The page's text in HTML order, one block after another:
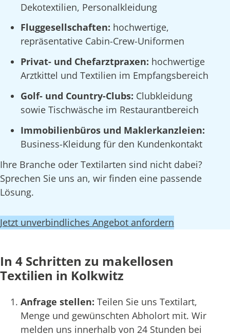
Dekotextilien, Personalkleidung
Fluggesellschaften: hochwertige,
repräsentative Cabin-Crew-Uniformen
Privat- und Chefarztpraxen: hochwertige
Arztkittel und Textilien im Empfangsbereich
Golf- und Country-Clubs: Clubkleidung
sowie Tischwäsche im Restaurantbereich
Immobilienbüros und Maklerkanzleien:
Business-Kleidung für den Kundenkontakt
Ihre Branche oder Textilarten sind nicht dabei?
Sprechen Sie uns an, wir finden eine passende
Lösung.
Jetzt unverbindliches Angebot anfordern
In 4 Schritten zu makellosen
Textilien in Kolkwitz
Anfrage stellen: Teilen Sie uns Textilart,
Menge und gewünschten Abholort mit. Wir
melden uns innerhalb von 24 Stunden bei